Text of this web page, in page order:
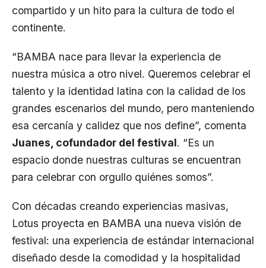
compartido y un hito para la cultura de todo el
continente.
“BAMBA nace para llevar la experiencia de
nuestra música a otro nivel. Queremos celebrar el
talento y la identidad latina con la calidad de los
grandes escenarios del mundo, pero manteniendo
esa cercanía y calidez que nos define”, comenta
Juanes, cofundador del festival. “Es un
espacio donde nuestras culturas se encuentran
para celebrar con orgullo quiénes somos”.
Con décadas creando experiencias masivas,
Lotus proyecta en BAMBA una nueva visión de
festival: una experiencia de estándar internacional
diseñado desde la comodidad y la hospitalidad